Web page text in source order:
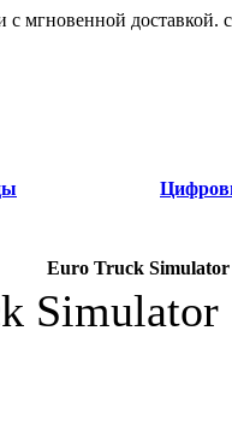
мгновенной доставкой.
Euro Truck
Simulator